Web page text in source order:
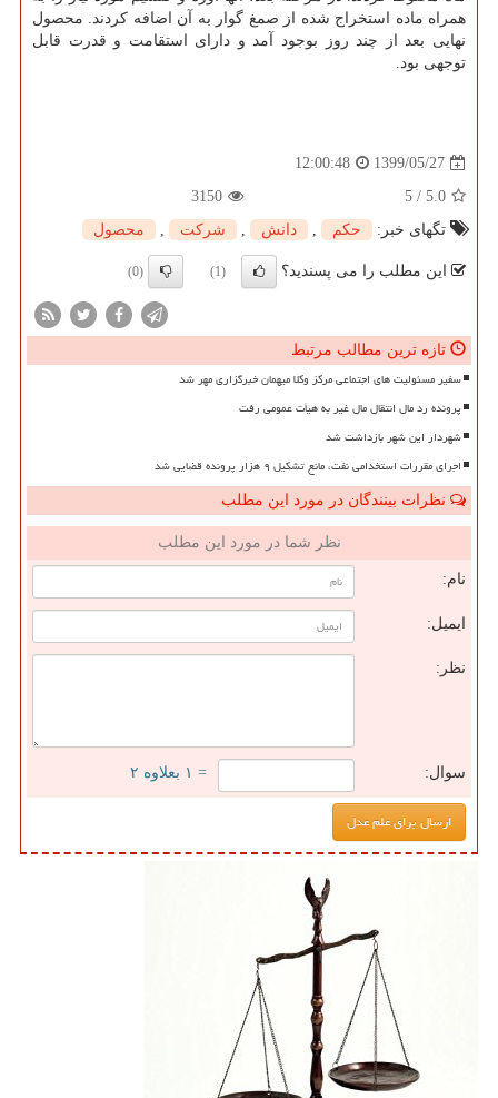
همراه ماده استخراج شده از صمغ گوار به آن اضافه کردند. محصول
نهایی بعد از چند روز بوجود آمد و دارای استقامت و قدرت قابل
توجهی بود.
1399/05/27
12:00:48
5.0
/
5
3150
تگهای خبر:
حكم , دانش , شركت , محصول
این مطلب را می پسندید؟ (1)
(0)
تازه ترین مطالب مرتبط
سفیر مسئولیت های اجتماعی مرکز وکلا میهمان خبرگزاری مهر شد
پرونده رد مال انتقال مال غیر به هیأت عمومی رفت
شهردار این شهر بازداشت شد
اجرای مقررات استخدامی نفت، مانع تشکیل ۹ هزار پرونده قضایی شد
نظرات بینندگان در مورد این مطلب
نظر شما در مورد این مطلب
نام:
ایمیل:
نظر:
سوال: = ۱ بعلاوه ۲